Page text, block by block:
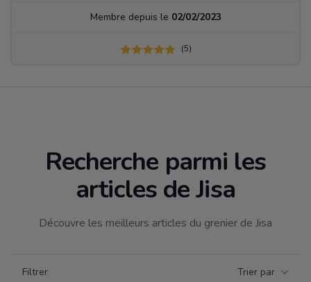
Membre depuis le 02/02/2023
(5)
Recherche parmi les
articles de Jisa
Découvre les meilleurs articles du grenier de Jisa
Filtrer Trier par